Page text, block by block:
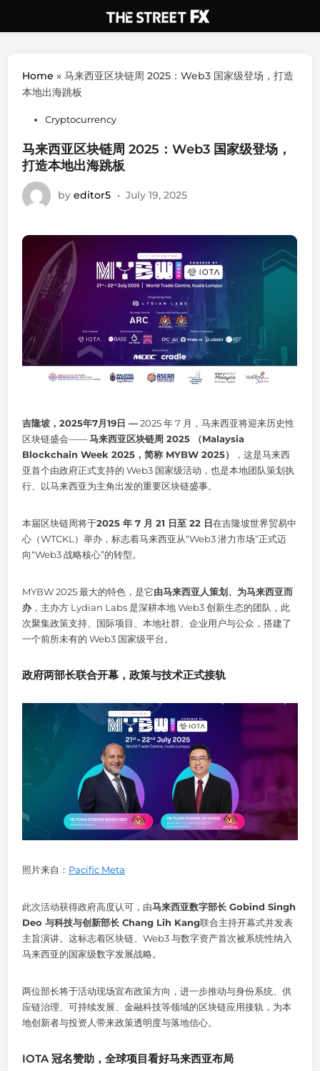
Home »马来西亚区块链周 2025：Web3 国家级登场，打造
本地出海跳板
Posted
in
Cryptocurrency
马来西亚区块链周 2025：Web3 国家级登场，
打造本地出海跳板
byeditor5 • July 19, 2025
吉隆坡，2025年7月19日 —2025 年 7 月，马来西亚将迎来历史性
区块链盛会——马来西亚区块链周 2025 （Malaysia
Blockchain Week 2025，简称 MYBW 2025）
，这是马来西
亚首个由政府正式支持的 Web3 国家级活动，也是本地团队策划执
行、以马来西亚为主角出发的重要区块链盛事。
本届区块链周将于2025 年 7 月 21 日至 22 日在吉隆坡世界贸易中
心（WTCKL）举办，标志着马来西亚从“Web3 潜力市场”正式迈
向“Web3 战略核心”的转型。
MYBW 2025 最大的特色，是它由马来西亚人策划、为马来西亚而
办，主办方 Lydian Labs 是深耕本地 Web3 创新生态的团队，此
次聚集政策支持、国际项目、本地社群、企业用户与公众，搭建了
一个前所未有的 Web3 国家级平台。
政府两部长联合开幕，政策与技术正式接轨
照片来自： Pacific Meta
此次活动获得政府高度认可，由马来西亚数字部长 Gobind Singh
Deo 与科技与创新部长 Chang Lih Kang联合主持开幕式并发表
主旨演讲。这标志着区块链、Web3 与数字资产首次被系统性纳入
马来西亚的国家级数字发展战略。
两位部长将于活动现场宣布政策方向，进一步推动与身份系统、供
应链治理、可持续发展、金融科技等领域的区块链应用接轨，为本
地创新者与投资人带来政策透明度与落地信心。
IOTA 冠名赞助，全球项目看好马来西亚布局